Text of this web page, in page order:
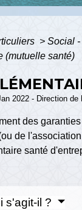
> Social
(mutuelle santé)
2022 - Direction
des
de
santé
s'agit-il ?